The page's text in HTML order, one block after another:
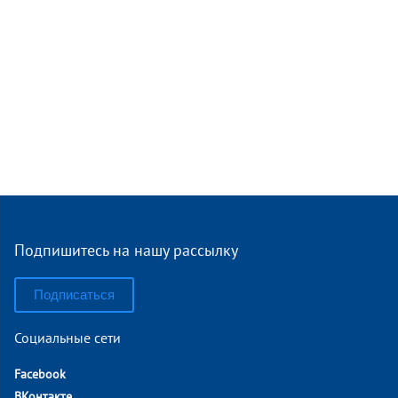
Подпишитесь на нашу рассылку
Подписаться
Социальные сети
Facebook